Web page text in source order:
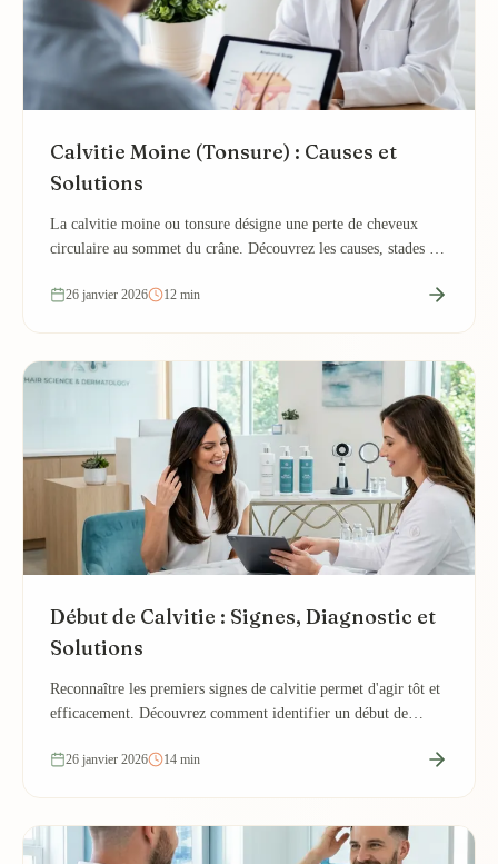
Calvitie Moine (Tonsure) : Causes et
Solutions
La calvitie moine ou tonsure désigne une perte de cheveux
circulaire au sommet du crâne. Découvrez les causes, stades et
26 janvier 2026 12 min
Début de Calvitie : Signes, Diagnostic et
Solutions
Reconnaître les premiers signes de calvitie permet d'agir tôt et
efficacement. Découvrez comment identifier un début de
26 janvier 2026 14 min